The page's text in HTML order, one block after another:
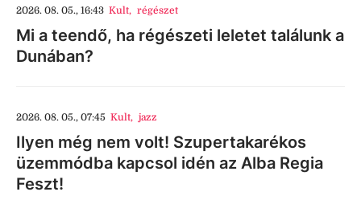
2026. 08. 05., 16:43 Kult, régészet
Mi a teendő, ha régészeti leletet találunk a
Dunában?
2026. 08. 05., 07:45 Kult, jazz
Ilyen még nem volt! Szupertakarékos
üzemmódba kapcsol idén az Alba Regia
Feszt!